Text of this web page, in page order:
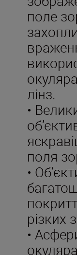
поле
лінз.
•
поля
•
різких
•